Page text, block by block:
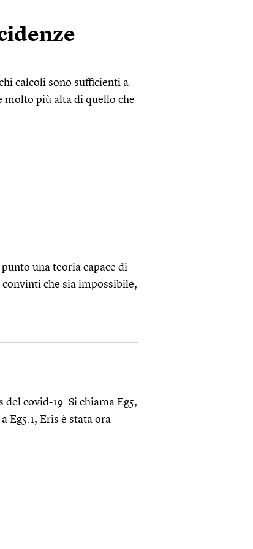
calcoli sono sufficienti a
molto più alta di quello che
una teoria capace di
che sia impossibile,
covid-19. Si chiama Eg5,
Eg5.1, Eris è stata ora